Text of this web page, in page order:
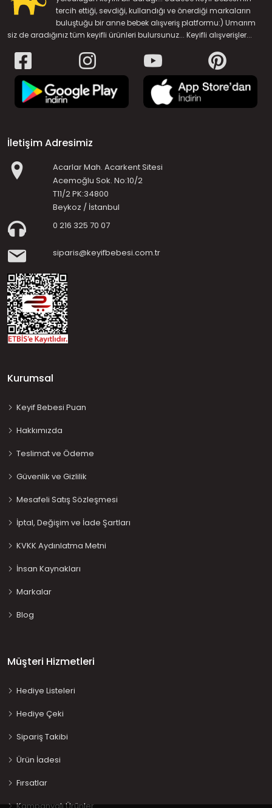
tercih ettiği, sevdiği, kullandığı ve önerdiği markaların
buluştuğu bir anne bebek alışveriş platformu:) Umarım
siz de aradığınız tüm keyifli ürünleri bulursunuz... Keyifli alışverişler...
İletişim Adresimiz
Acarlar Mah. Acarkent Sitesi
Acemoğlu Sok. No:10/2
T11/2 PK:34800
Beykoz / İstanbul
0 216 325 70 07
siparis@keyifbebesi.com.tr
Kurumsal
Keyif Bebesi Puan
Hakkımızda
Teslimat ve Ödeme
Güvenlik ve Gizlilik
Mesafeli Satış Sözleşmesi
İptal, Değişim ve İade Şartları
KVKK Aydınlatma Metni
İnsan Kaynakları
Markalar
Blog
Müşteri Hizmetleri
Hediye Listeleri
Hediye Çeki
Sipariş Takibi
Ürün İadesi
Fırsatlar